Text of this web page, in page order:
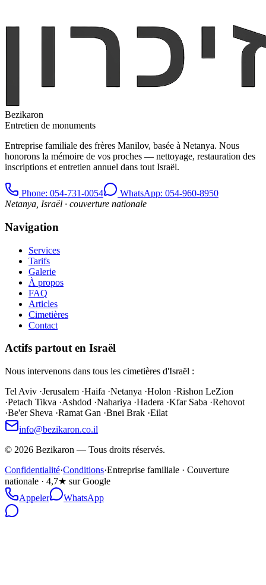
Bezikaron
Entretien de monuments
Entreprise familiale des frères Manilov, basée à Netanya. Nous
honorons la mémoire de vos proches — nettoyage, restauration des
inscriptions et entretien annuel dans tout Israël.
Phone: 054-731-0054
WhatsApp: 054-960-8950
Netanya, Israël · couverture nationale
Navigation
Services
Tarifs
Galerie
À propos
FAQ
Articles
Cimetières
Contact
Actifs partout en Israël
Nous intervenons dans tous les cimetières d'Israël :
Tel Aviv ·Jerusalem ·Haifa ·Netanya ·Holon ·Rishon LeZion
·Petach Tikva ·Ashdod ·Nahariya ·Hadera ·Kfar Saba ·Rehovot
·Be'er Sheva ·Ramat Gan ·Bnei Brak ·Eilat
info@bezikaron.co.il
© 2026 Bezikaron — Tous droits réservés.
Confidentialité·Conditions·Entreprise familiale · Couverture
nationale · 4,7★ sur Google
Appeler
WhatsApp